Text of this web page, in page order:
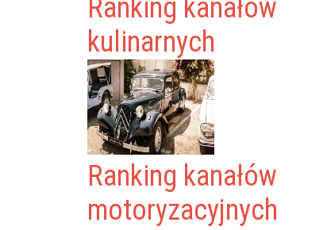
Ranking kanałów
kulinarnych
Ranking kanałów
motoryzacyjnych